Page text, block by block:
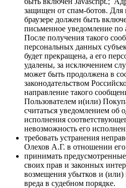
защищен от спам-ботов. Для
браузере должен быть
письменное уведомление
После получения такого
персональных данных
будет прекращена, а его
удалены, за исключением
может быть продолжена в
законодательством
направление такого
Пользователем и(или)
считаться уведомлением об
исполнения
невозможность его
требовать устранения
Олехов А.Г. в отношении
принимать
своих прав и законных
возмещения убытков и
вреда в судебном порядке.